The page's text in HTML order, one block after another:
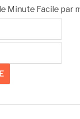
Minute Facile par